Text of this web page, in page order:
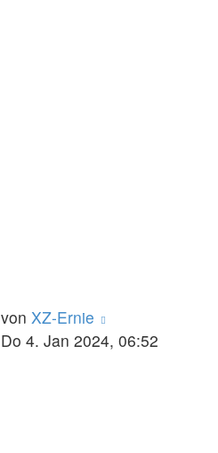
von XZ-Ernie
Do 4. Jan 2024, 06:52